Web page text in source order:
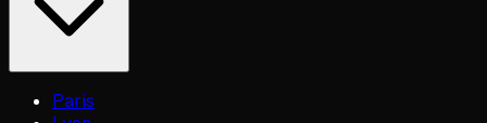
Paris